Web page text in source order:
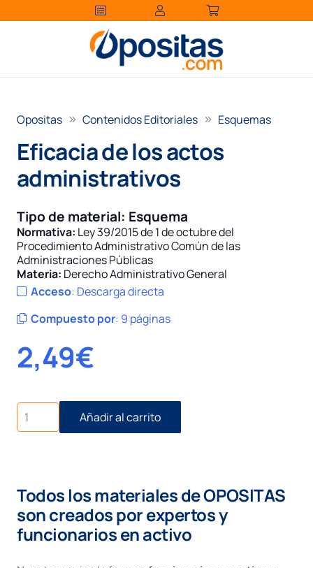
Opositas Contenidos Editoriales Esquemas
Eficacia de los actos
administrativos
Tipo de material: Esquema
Normativa: Ley 39/2015 de 1 de octubre del
Procedimiento Administrativo Común de las
Administraciones Públicas
Materia: Derecho Administrativo General
Acceso: Descarga directa
Compuesto por: 9 páginas
2,49€
Eficacia
de
los
Añadir al carrito
Todos los materiales de OPOSITAS
son creados por expertos y
funcionarios en activo